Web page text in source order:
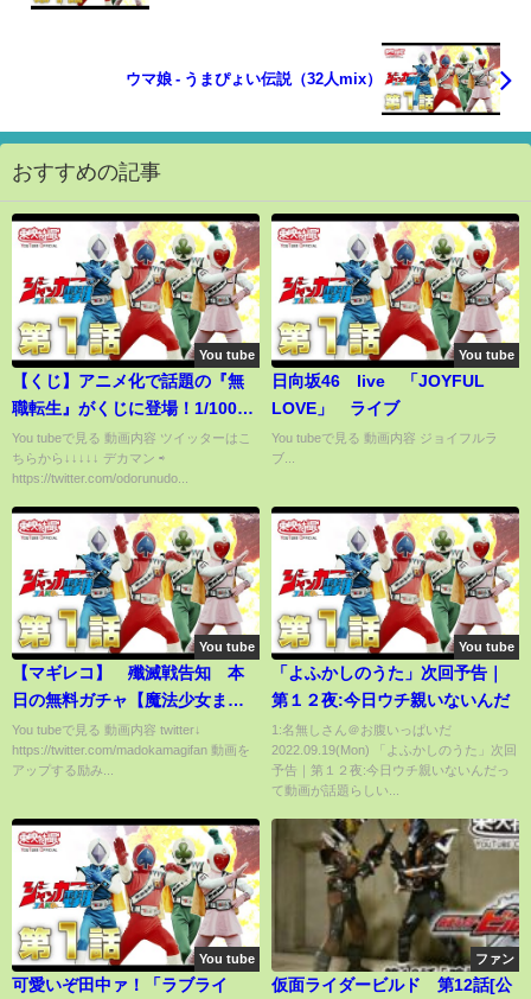
ウマ娘 - うまぴょい伝説（32人mix）
おすすめの記事
You tube
【くじ】アニメ化で話題の『無
職転生』がくじに登場！1/100の
激レア賞GETなるか！（一番く
じ、オンラインくじ、無職転
生）
You tubeで見る 動画内容 ツイッターはこ
ちらから↓↓↓↓↓ デカマン ⇨
https://twitter.com/odorunudo...
You tube
日向坂46 live 「JOYFUL
LOVE」 ライブ
You tubeで見る 動画内容 ジョイフルラ
ブ...
You tube
【マギレコ】 殲滅戦告知 本
日の無料ガチャ【魔法少女まど
かマギカ外伝マギアレコード】
You tubeで見る 動画内容 twitter↓
https://twitter.com/madokamagifan 動画を
アップする励み...
You tube
「よふかしのうた」次回予告｜
第１２夜:今日ウチ親いないんだ
1:名無しさん＠お腹いっぱいだ
2022.09.19(Mon) 「よふかしのうた」次回
予告｜第１２夜:今日ウチ親いないんだっ
て動画が話題らしい...
You tube
可愛いぞ田中ァ！「ラブライ
ファン
仮面ライダービルド 第12話[公